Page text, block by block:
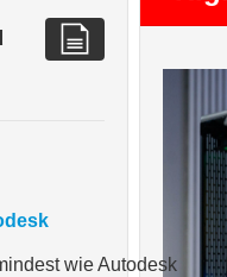
wie Autodesk